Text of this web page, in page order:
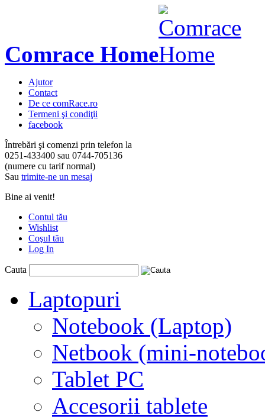
Comrace Home
Ajutor
Contact
De ce comRace.ro
Termeni şi condiţii
facebook
Întrebări şi comenzi prin telefon la
0251-433400 sau 0744-705136
(numere cu tarif normal)
Sau trimite-ne un mesaj
Bine ai venit!
Contul tău
Wishlist
Coşul tău
Log In
Cauta
Laptopuri
Notebook (Laptop)
Netbook (mini-
Tablet PC
Accesorii tablete